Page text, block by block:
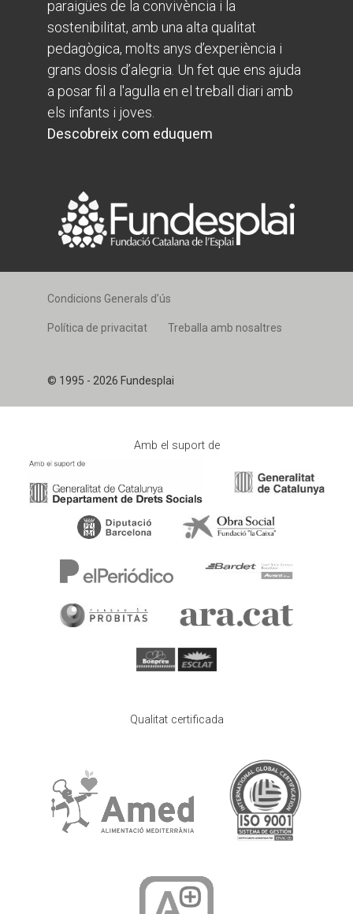
paraigües de la convivència i la
sostenibilitat, amb una alta qualitat
pedagògica, molts anys d’experiència i
grans dosis d’alegria. Un fet que ens ajuda
a posar fil a l'agulla en el treball diari amb
els infants i joves.
Descobreix com eduquem
© 1995 - 2026 Fundesplai
Condicions Generals d’ús
Política de privacitat Treballa amb nosaltres
Amb el suport de
Qualitat certificada